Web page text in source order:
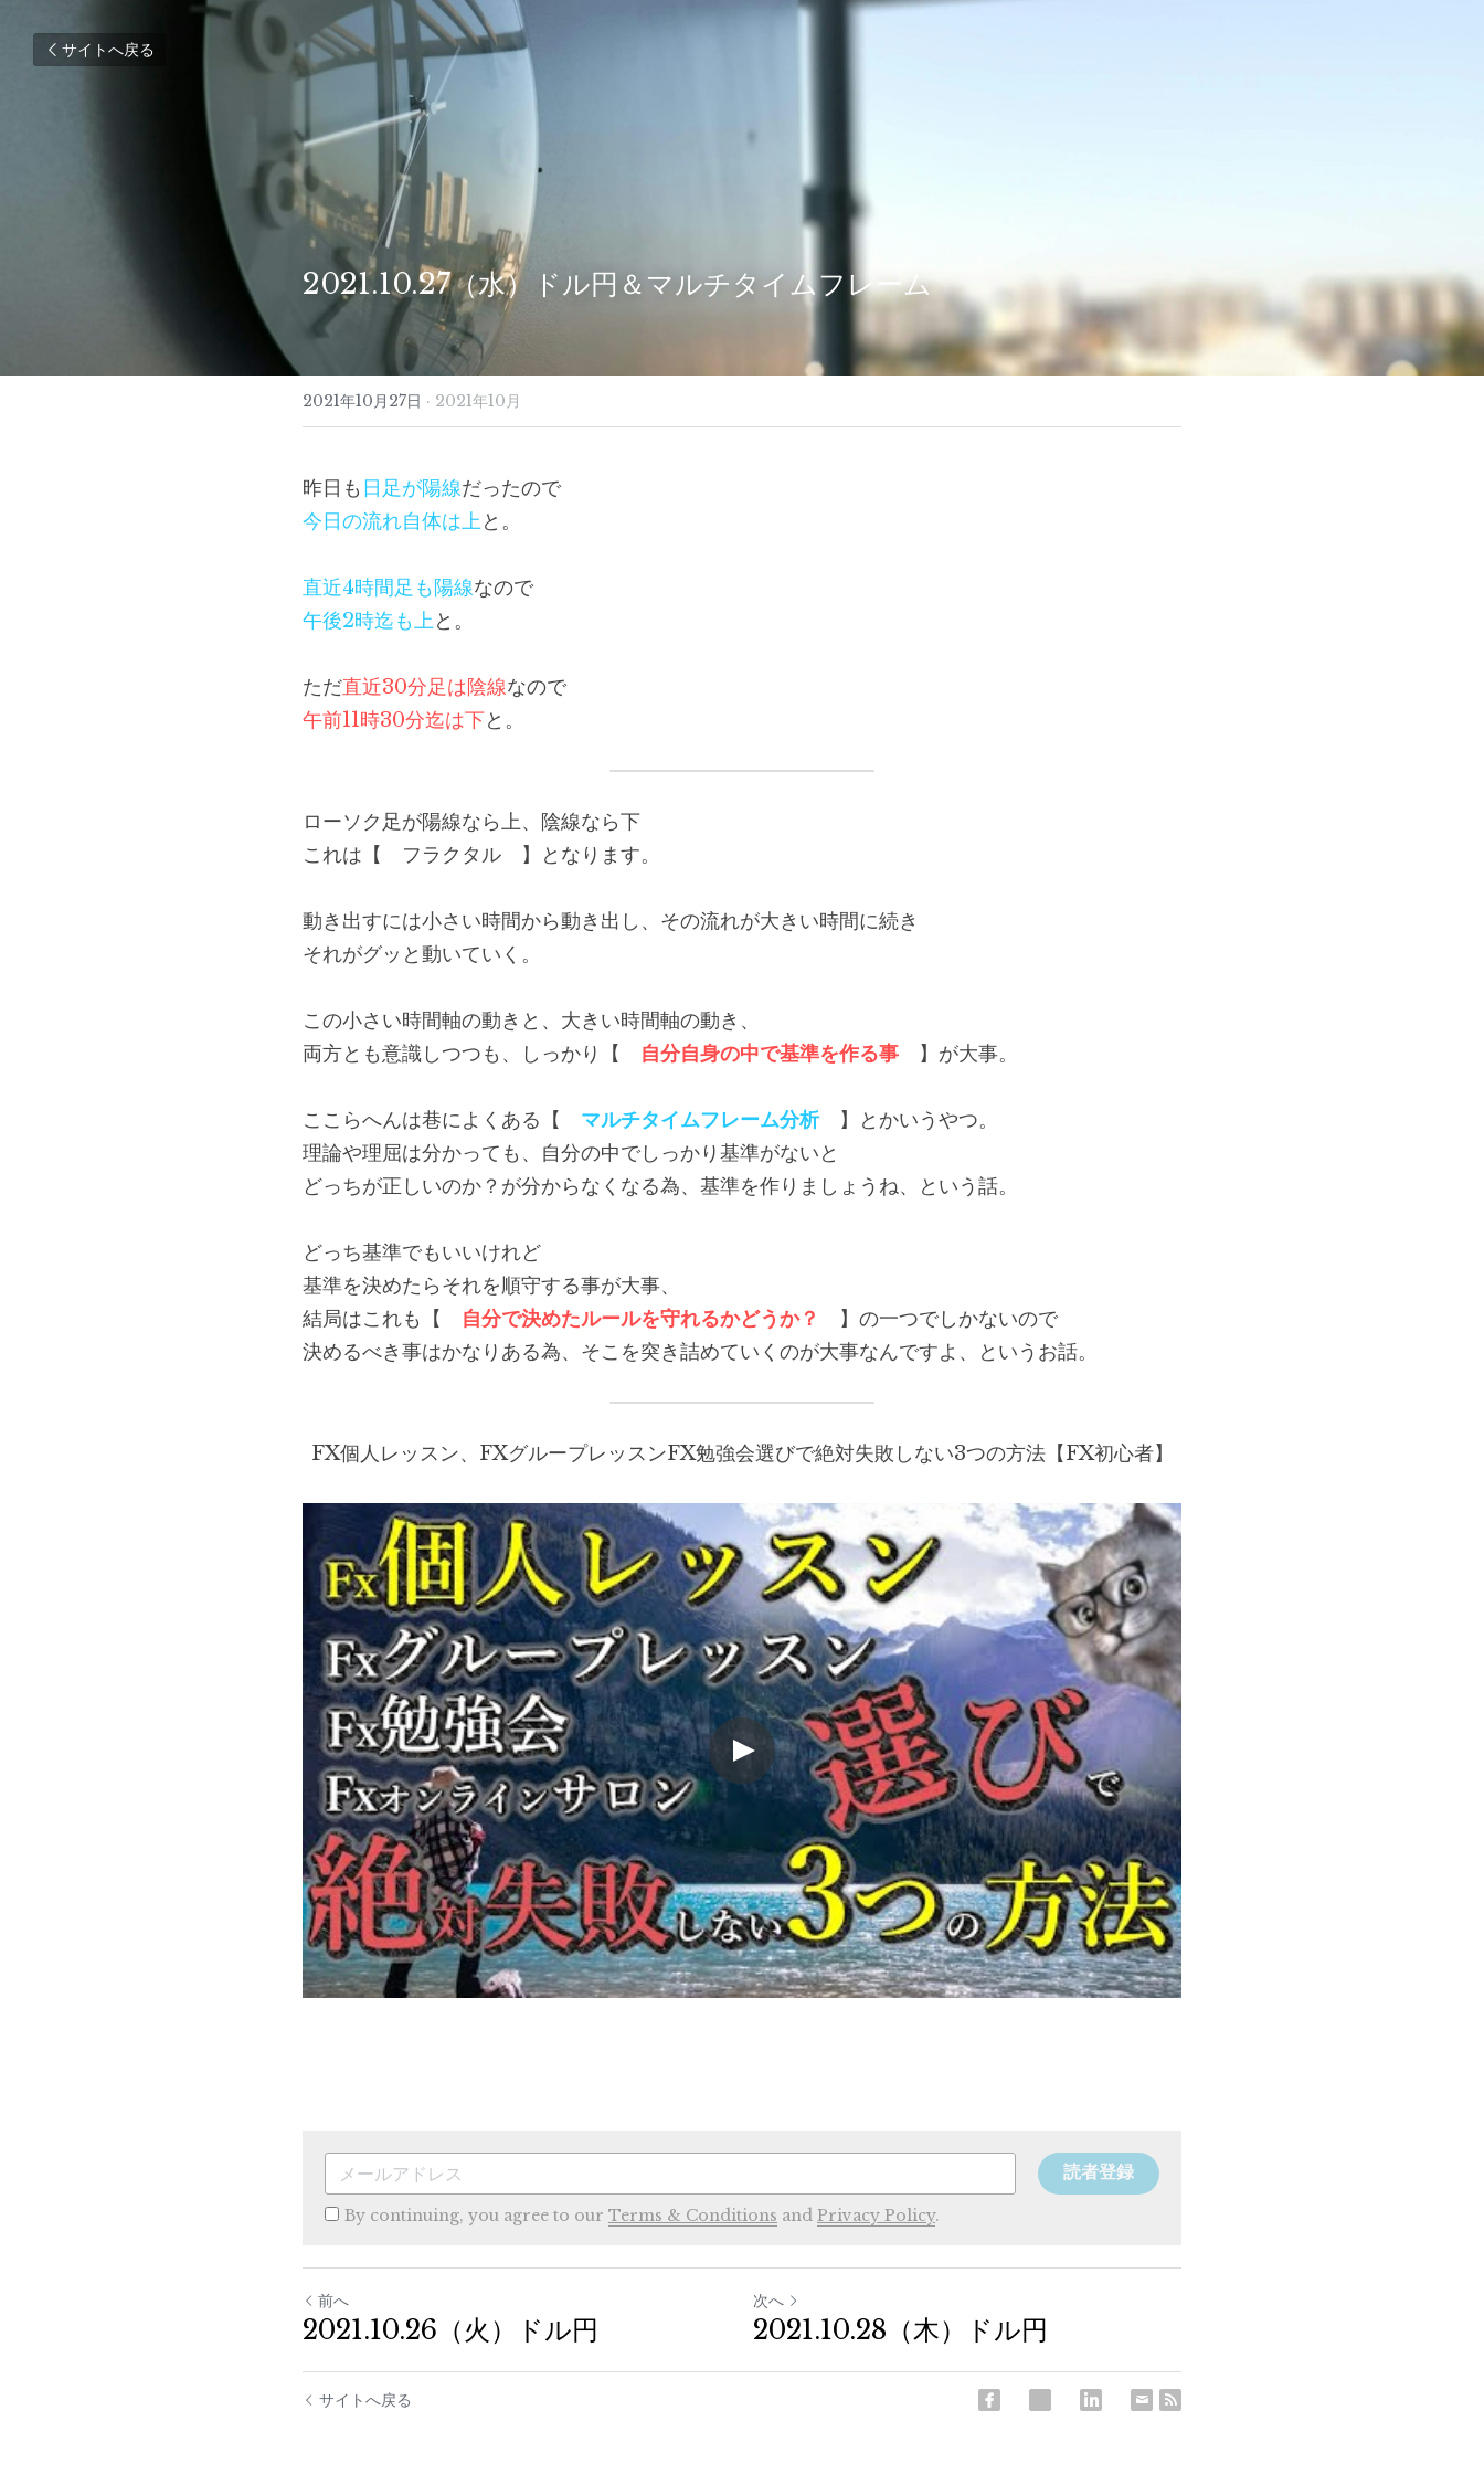
サイトへ戻る
2021.10.27（水）ドル円＆マルチタイムフレーム
2021年10月27日 · 2021年10月
昨日も 日足が陽線だったので
今日の流れ自体は上と。
直近4時間足も陽線なので
午後2時迄も上と。
ただ直近30分足は陰線なので
午前11時30分迄は下と。
ローソク足が陽線なら上、陰線なら下
これは【　フラクタル　】となります。
動き出すには小さい時間から動き出し、その流れが大きい時間に続き
それがグッと動いていく。
この小さい時間軸の動きと、大きい時間軸の動き、
両方とも意識しつつも、しっかり【 自分自身の中で基準を作る事 】が大事。
ここらへんは巷によくある【 マルチタイムフレーム分析 】とかいうやつ。
理論や理屈は分かっても、自分の中でしっかり基準がないと
どっちが正しいのか？が分からなくなる為、基準を作りましょうね、という話。
どっち基準でもいいけれど
基準を決めたらそれを順守する事が大事、
結局はこれも【 自分で決めたルールを守れるかどうか？
】の一つでしかないので
決めるべき事はかなりある為、そこを突き詰めていくのが大事なんですよ、というお話。
FX個人レッスン、FXグループレッスンFX勉強会選びで絶対失敗しない3つの方法【FX初心者】
読者登録
By continuing, you agree to our Terms & Conditions and Privacy Policy.
前へ
2021.10.26（火）ドル円
次へ
2021.10.28（木）ドル円
サイトへ戻る